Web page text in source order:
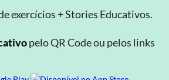
exercícios + Stories Educativos.
pelo QR Code ou pelos links